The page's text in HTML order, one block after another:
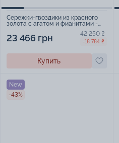
Сережки-гвоздики из красного
золота с агатом и фианитами -
23 466 грн 42 250 ₴
-18 784 ₴
Купить
New
-43%